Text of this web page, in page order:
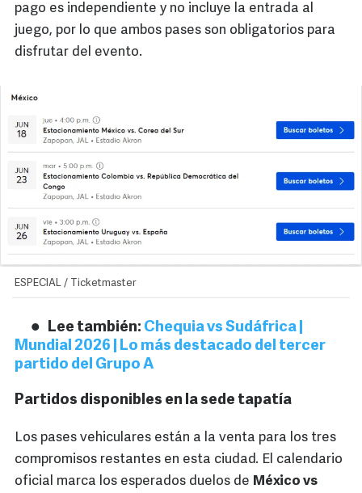
pago es independiente y no incluye la entrada al
juego, por lo que ambos pases son obligatorios para
disfrutar del evento.
ESPECIAL / Ticketmaster
Lee también: Chequia vs Sudáfrica |
Mundial 2026 | Lo más destacado del tercer
partido del Grupo A
Partidos disponibles en la sede tapatía
Los pases vehiculares están a la venta para los tres
compromisos restantes en esta ciudad. El calendario
oficial marca los esperados duelos de México vs